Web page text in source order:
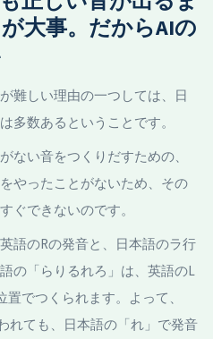
大事。だからAIの
難しい理由の一つしては、日
多数あるということです。
ない音をつくりだすための、
やったことがないため、その
ぐできないのです。
語のRの発音と、日本語のラ行
の「らりるれろ」は、英語のL
でつくられます。よって、
れても、日本語の「れ」で発音